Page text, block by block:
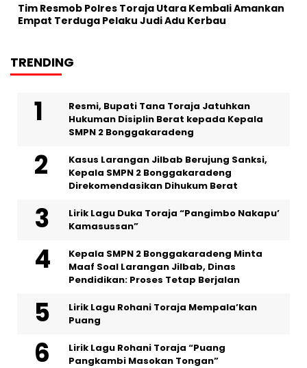
Tim Resmob Polres Toraja Utara Kembali Amankan
Empat Terduga Pelaku Judi Adu Kerbau
TRENDING
Resmi, Bupati Tana Toraja Jatuhkan
Hukuman Disiplin Berat kepada Kepala
SMPN 2 Bonggakaradeng
Kasus Larangan Jilbab Berujung Sanksi,
Kepala SMPN 2 Bonggakaradeng
Direkomendasikan Dihukum Berat
Lirik Lagu Duka Toraja “Pangimbo Nakapu’
Kamasussan”
Kepala SMPN 2 Bonggakaradeng Minta
Maaf Soal Larangan Jilbab, Dinas
Pendidikan: Proses Tetap Berjalan
Lirik Lagu Rohani Toraja Mempala’kan
Puang
Lirik Lagu Rohani Toraja “Puang
Pangkambi Masokan Tongan”